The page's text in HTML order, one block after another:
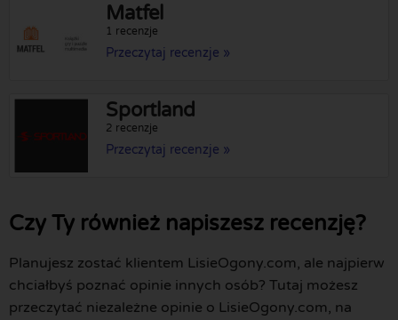
Matfel
1 recenzje
Przeczytaj recenzje »
Sportland
2 recenzje
Przeczytaj recenzje »
Czy Ty również napiszesz recenzję?
Planujesz zostać klientem LisieOgony.com, ale najpierw
chciałbyś poznać opinie innych osób? Tutaj możesz
przeczytać niezależne opinie o LisieOgony.com, na